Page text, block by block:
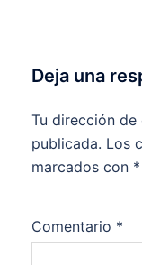
Deja una
Tu dirección
publicada. Los
marcados con *
Comentario *